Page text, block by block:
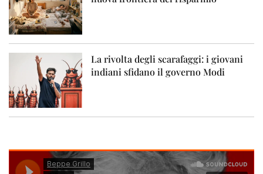
La rivolta degli scarafaggi: i giovani
indiani sfidano il governo Modi